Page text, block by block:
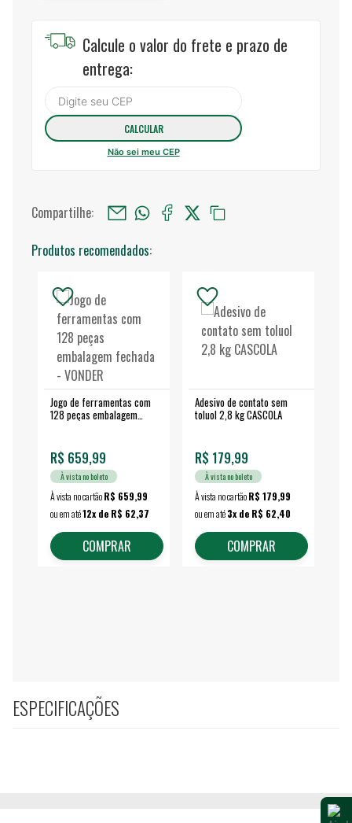
Calcule o valor do frete e prazo de
entrega:
Não sei meu CEP
Compartilhe:
Produtos recomendados:
Jogo de ferramentas com
128 peças embalagem
R$ 659,99
À vista no boleto
À vista no cartãoR$ 659,99
ou em até12x de R$ 62,37
COMPRAR
Adesivo de contato sem
toluol 2,8 kg CASCOLA
R$ 179,99
À vista no boleto
À vista no cartãoR$ 179,99
ou em até3x de R$ 62,40
COMPRAR
ESPECIFICAÇÕES